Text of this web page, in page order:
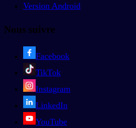
Version Android
Nous suivre
Facebook
TikTok
Instagram
LinkedIn
YouTube